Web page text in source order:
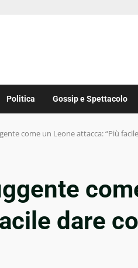
Politica Gossip e Spettacolo
come un Leone attacca: “Più
dare